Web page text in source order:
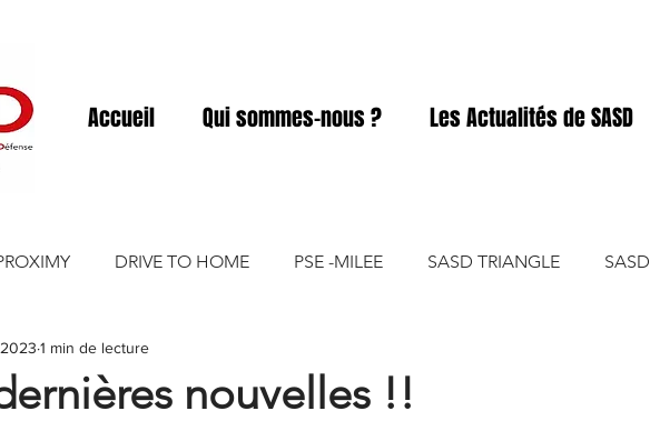
Accueil Qui sommes-nous ? Les Actualités de SASD
DRIVE TO HOME PSE -MILEE SASD TRIANGLE SASD
ACD SASD ELIVIA
nouvelles !!
1 min de lecture